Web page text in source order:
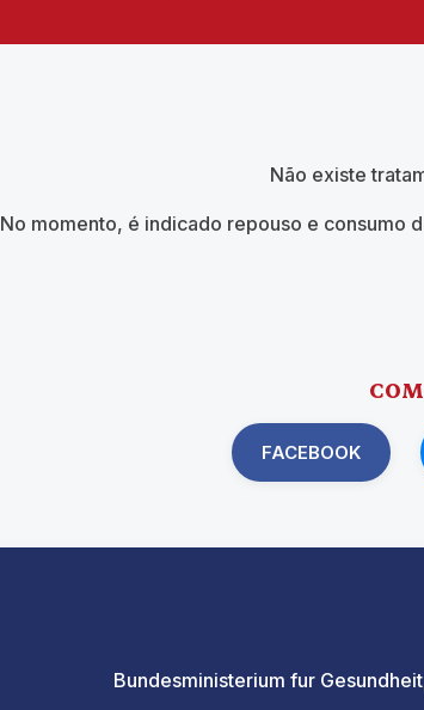
Não existe
No momento, é indicado repouso e consumo
FACEBOOK
Bundesministerium fur